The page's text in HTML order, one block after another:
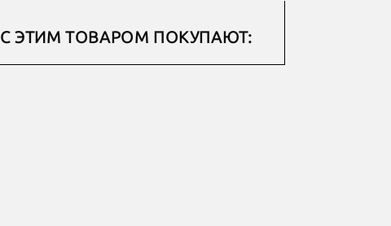
С ЭТИМ ТОВАРОМ ПОКУПАЮТ: